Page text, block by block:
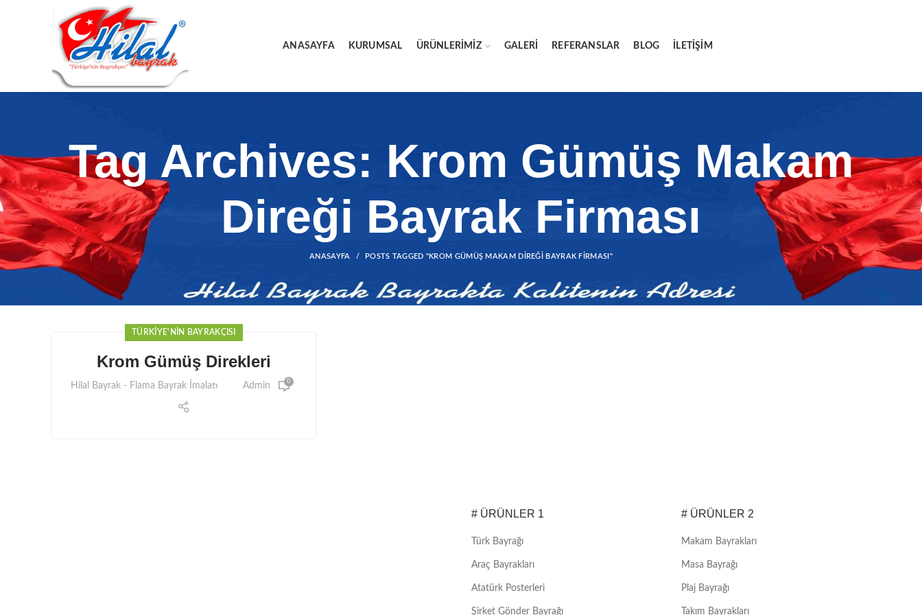
ANASAYFA KURUMSAL ÜRÜNLERIMIZ GALERI REFERANSLAR BLOG İLETIŞIM
Tag Archives: Krom Gümüş Makam
Direği Bayrak Firması
ANASAYFA POSTS TAGGED "KROM GÜMÜŞ MAKAM DIREĞI BAYRAK FIRMASI"
TÜRKIYE'NIN BAYRAKÇISI
Krom Gümüş Direkleri
Hilal Bayrak - Flama Bayrak İmalatı Admin 0
# ÜRÜNLER 1
Türk Bayrağı
Araç Bayrakları
Atatürk Posterleri
Şirket Gönder Bayrağı
# ÜRÜNLER 2
Makam Bayrakları
Masa Bayrağı
Plaj Bayrağı
Takım Bayrakları